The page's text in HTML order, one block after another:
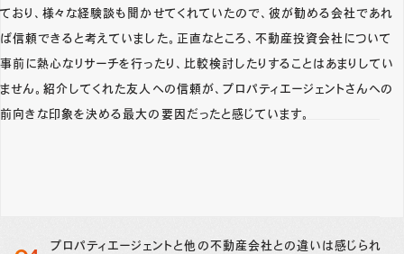
ており、様々な経験談も聞かせてくれていたので、彼が勧める会社であれ
ば信頼できると考えていました。正直なところ、不動産投資会社について
事前に熱心なリサーチを行ったり、比較検討したりすることはあまりしてい
ません。紹介してくれた友人への信頼が、プロパティエージェントさんへの
前向きな印象を決める最大の要因だったと感じています。
プロパティエージェントと他の不動産会社との違いは感じられ